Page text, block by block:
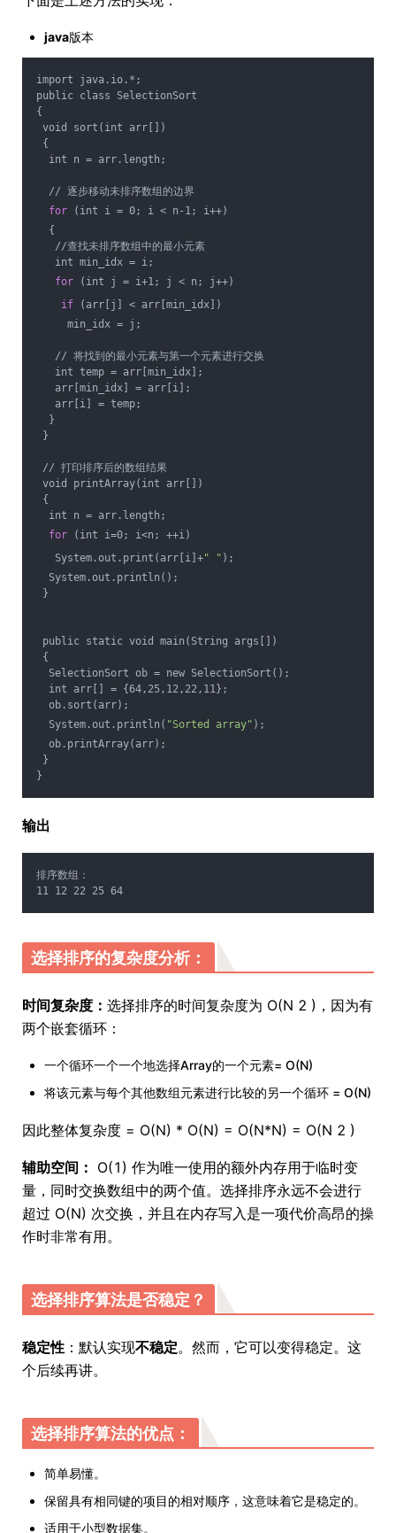
java版本
import java.io.*;
public class SelectionSort
{
void sort(int arr[])
{
int n = arr.length;
// 逐步移动未排序数组的边界
for (int i = 0; i < n-1; i++)
{
//查找未排序数组中的最小元素
int min_idx = i;
for (int j = i+1; j < n; j++)
if (arr[j] < arr[min_idx])
min_idx = j;
// 将找到的最小元素与第一个元素进行交换
int temp = arr[min_idx];
arr[min_idx] = arr[i];
arr[i] = temp;
}
}
// 打印排序后的数组结果
void printArray(int arr[])
{
int n = arr.length;
for (int i=0; i<n; ++i)
System.out.print(arr[i]+" " );
System.out.println();
}
public static void main(String args[])
{
SelectionSort ob = new SelectionSort();
int arr[] = {64,25,12,22,11};
ob.sort(arr);
System.out.println( "Sorted array" );
ob.printArray(arr);
}
}
输出
排序数组：
11 12 22 25 64
选择排序的复杂度分析：
时间复杂度： 选择排序的时间复杂度为 O(N 2 )，因为有
两个嵌套循环：
一个循环一个一个地选择Array的一个元素= O(N)
将该元素与每个其他数组元素进行比较的另一个循环 = O(N)
因此整体复杂度 = O(N) * O(N) = O(N*N) = O(N 2 )
辅助空间： O(1) 作为唯一使用的额外内存用于临时变
量，同时交换数组中的两个值。选择排序永远不会进行
超过 O(N) 次交换，并且在内存写入是一项代价高昂的操
作时非常有用。
选择排序算法是否稳定？
稳定性 ：默认实现不稳定。然而，它可以变得稳定。这
个后续再讲。
选择排序算法的优点：
简单易懂。
保留具有相同键的项目的相对顺序，这意味着它是稳定的。
适用于小型数据集。